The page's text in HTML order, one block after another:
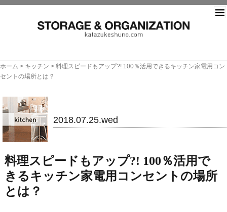
ホーム > キッチン > 料理スピードもアップ?! 100％活用できるキッチン家電用コン
セントの場所とは？
2018.07.25.wed
料理スピードもアップ?! 100％活用で
きるキッチン家電用コンセントの場所
とは？